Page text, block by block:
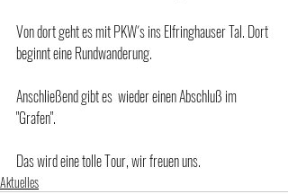
Von dort geht es mit PKW´s ins Elfringhauser Tal. Dort
beginnt eine Rundwanderung.
Anschließend gibt es  wieder einen Abschluß im
"Grafen".
Das wird eine tolle Tour, wir freuen uns.
Aktuelles